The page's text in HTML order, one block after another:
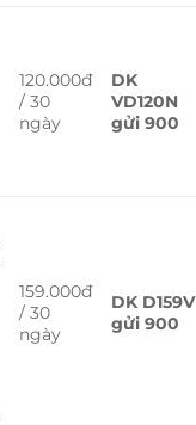
120.000đ
/ 30
ngày
DK
VD120N
gửi 900
159.000đ
/ 30
ngày
DK D159V
gửi 900